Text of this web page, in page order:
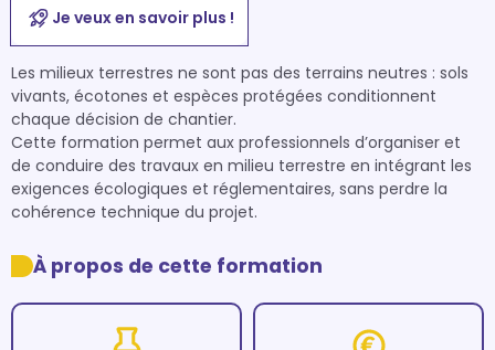
Je veux en savoir plus !
Les milieux terrestres ne sont pas des terrains neutres : sols
vivants, écotones et espèces protégées conditionnent
chaque décision de chantier.
Cette formation permet aux professionnels d’organiser et
de conduire des travaux en milieu terrestre en intégrant les
exigences écologiques et réglementaires, sans perdre la
cohérence technique du projet.
À propos de cette formation